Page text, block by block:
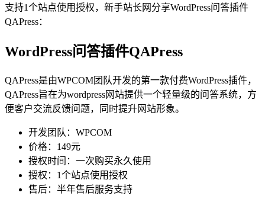
支持1个站点使用授权，新手站长网分享WordPress问答插件
QAPress：
WordPress问答插件QAPress
QAPress是由WPCOM团队开发的第一款付费WordPress插件，
QAPress旨在为wordpress网站提供一个轻量级的问答系统，方
便客户交流反馈问题，同时提升网站形象。
开发团队：WPCOM
价格：149元
授权时间：一次购买永久使用
授权：1个站点使用授权
售后：半年售后服务支持